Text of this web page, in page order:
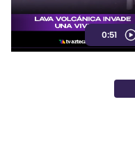
0:51